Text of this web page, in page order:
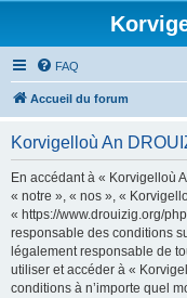
FAQ
Accueil du forum
Korvigelloù An
En accédant à « Korvigelloù
« notre », « nos », «
« https://www.drouizig.org/
responsable des conditions
légalement responsable de
utiliser et accéder à «
conditions à n’importe quel